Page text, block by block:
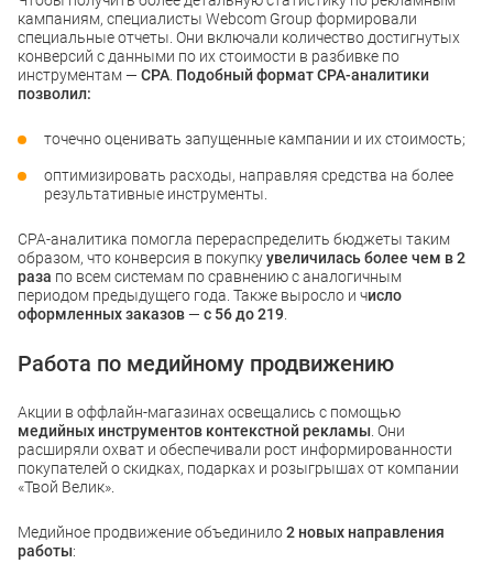
кампаниям, специалисты Webcom Group формировали
специальные отчеты. Они включали количество достигнутых
конверсий с данными по их стоимости в разбивке по
инструментам — CPA Подобный формат CPA-аналитики
позволил:
точечно оценивать запущенные кампании и их стоимость;
оптимизировать расходы, направляя средства на более
результативные инструменты.
CPA-аналитика помогла перераспределить бюджеты таким
образом, что конверсия в покупкуувеличилась более чем в 2
раза по всем системам по сравнению с аналогичным
периодом предыдущего года. Также выросло и число
оформленных заказов— с 56 до 219
Работа по медийному продвижению
Акции в оффлайн-магазинах освещались с помощью
медийных инструментов контекстной рекламы . Они
расширяли охват и обеспечивали рост информированности
покупателей о скидках, подарках и розыгрышах от компании
«Твой Велик».
Медийное продвижение объединило2 новых направления
работы: